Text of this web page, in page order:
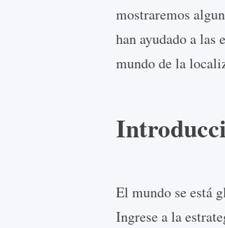
mostraremos
han ayudado a las
mundo de la
El mundo se está
Ingrese a la